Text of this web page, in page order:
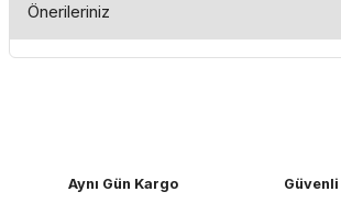
Önerileriniz
Ürün resmi kalitesiz, bozuk veya
Aynı Gün Kargo
Güvenli